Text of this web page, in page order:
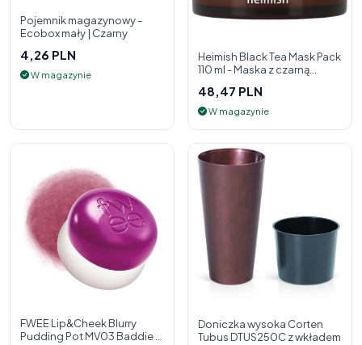
Pojemnik magazynowy -
Ecobox mały | Czarny
4,26 PLN
W magazynie
Heimish Black Tea Mask Pack
110 ml - Maska z czarną
48,47 PLN
W magazynie
FWEE Lip&Cheek Blurry
Pudding Pot MV03 Baddie 5
Doniczka wysoka Corten
Tubus DTUS250C z wkładem